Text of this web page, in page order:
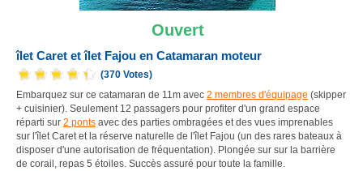
Ouvert
îlet Caret et îlet Fajou en Catamaran moteur
(370 Votes)
Embarquez sur ce catamaran de 11m avec 2 membres d'équipage (skipper
+ cuisinier). Seulement 12 passagers pour profiter d'un grand espace
réparti sur 2 ponts avec des parties ombragées et des vues imprenables
sur l'îlet Caret et la réserve naturelle de l'îlet Fajou (un des rares bateaux à
disposer d'une autorisation de fréquentation). Plongée sur sur la barrière
de corail, repas 5 étoiles. Succès assuré pour toute la famille.